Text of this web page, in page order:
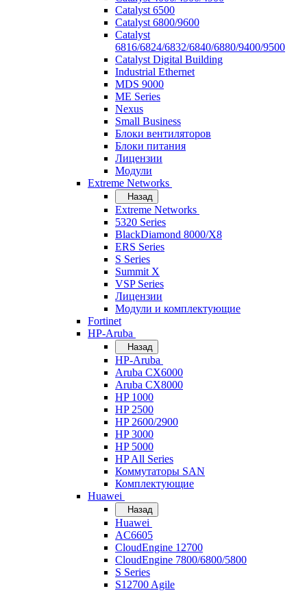
Catalyst 6500
Catalyst 6800/9600
Catalyst
6816/6824/6832/6840/6880/9400/9500
Catalyst Digital Building
Industrial Ethernet
MDS 9000
ME Series
Nexus
Small Business
Блоки вентиляторов
Блоки питания
Лицензии
Модули
Extreme Networks
Назад
Extreme Networks
5320 Series
BlackDiamond 8000/X8
ERS Series
S Series
Summit X
VSP Series
Лицензии
Модули и комплектующие
Fortinet
HP-Aruba
Назад
HP-Aruba
Aruba CX6000
Aruba CX8000
HP 1000
HP 2500
HP 2600/2900
HP 3000
HP 5000
HP All Series
Коммутаторы SAN
Комплектующие
Huawei
Назад
Huawei
AC6605
CloudEngine 12700
CloudEngine 7800/6800/5800
S Series
S12700 Agile